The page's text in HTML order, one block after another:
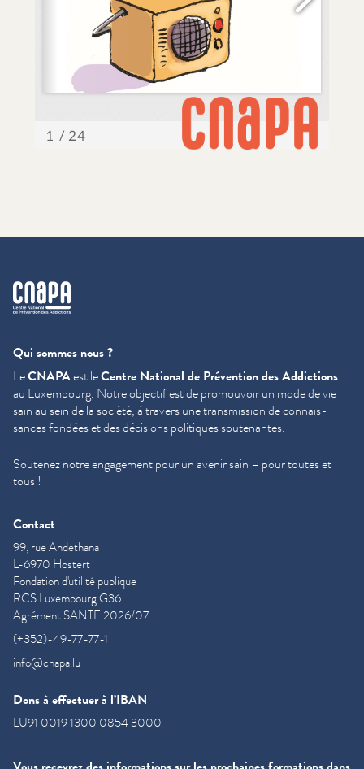
cnapa
Qui sommes nous ?
LeCNAPAest leCentre National de Prévention des Addictions
au Luxembourg. Notre objectif est de promouvoir un mode de vie
sain au sein de la société, à travers une trans­mis­sion de con­nais­
sances fondées et des décisions politiques soutenantes.
Soutenez notre engagement pour un avenir sain – pour toutes et
tous !
Contact
99, rue Andethana
L-6970 Hostert
Fondation d'utilité publique
RCS Luxembourg G36
Agrément SANTE 2026/07
(+352)-49-77-77-1
info@cnapa.lu
Dons à effectuer à l’IBAN
LU91 0019 1300 0854 3000